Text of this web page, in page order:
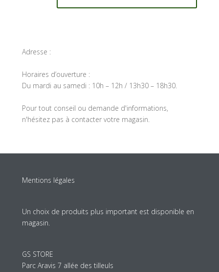
Adresse :
Horaires d’ouverture :
Du mardi au samedi : 10h – 12h / 13h30 – 18h30.
Pour tout conseil ou demande d'informations,
n'hésitez pas à contacter votre magasin.
Mentions légales
Un choix de produits plus important est disponible en
magasin.
GS STORE
Parc Aravis 7 allée des tilleuls